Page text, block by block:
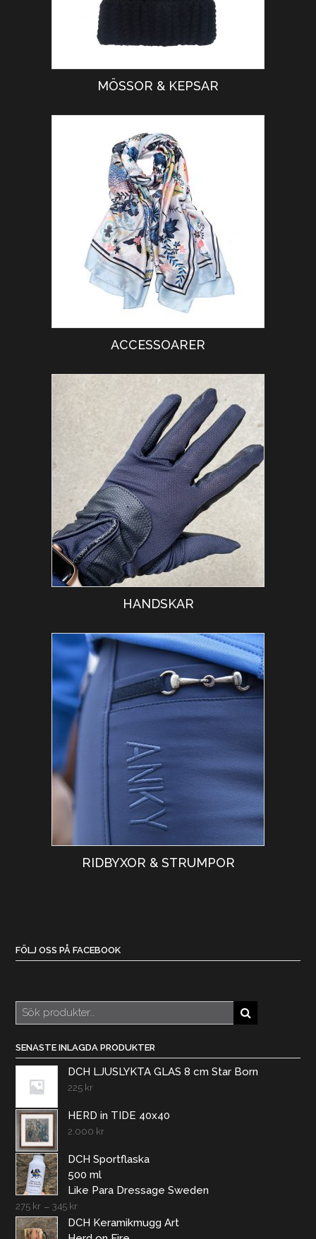
MÖSSOR & KEPSAR
ACCESSOARER
HANDSKAR
RIDBYXOR & STRUMPOR
FÖLJ OSS PÅ FACEBOOK
Sök
efter:
SENASTE INLAGDA PRODUKTER
DCH LJUSLYKTA GLAS 8 cm Star Born
225 kr
HERD in TIDE 40x40
2.000 kr
DCH Sportflaska
500 ml
Like Para Dressage Sweden
275 kr – 345 kr
DCH Keramikmugg Art